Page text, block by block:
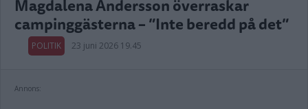
Magdalena Andersson överraskar
campinggästerna – ”Inte beredd på det”
POLITIK 23 juni 2026 19.45
Annons: